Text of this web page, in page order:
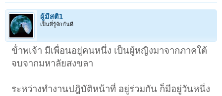
ผู้มีสติ1
เป็นที่รู้จักกันดี
ข้่าพเจ้า มีเพื่อนอยู่คนหนึ่ง เป็นผู้หญิงมาจากภาคใต้
จบจากมหาลัยสงขลา
ระหว่างทำงานปฎิบัติหน้าที่ อยู่ร่วมกัน ก็มีอยู่วันหนึ่ง